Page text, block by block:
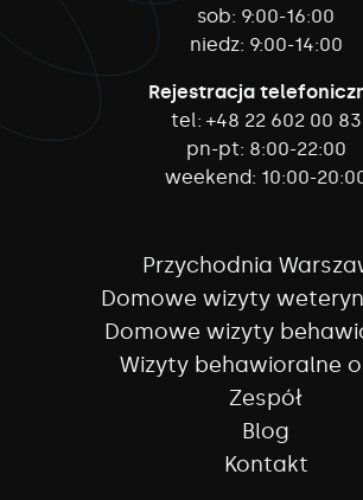
sob: 9:00-16:00
niedz: 9:00-14:00
Rejestracja
tel: +48 22 602 00 83
pn-pt: 8:00-22:00
weekend: 10:00-
Przychodnia
Domowe wizyty
Domowe wizyty
Wizyty behawioralne
Zespół
Blog
Kontakt